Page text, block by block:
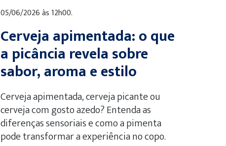
05/06/2026 às 12h00.
Cerveja apimentada: o que
a picância revela sobre
sabor, aroma e estilo
Cerveja apimentada, cerveja picante ou
cerveja com gosto azedo? Entenda as
diferenças sensoriais e como a pimenta
pode transformar a experiência no copo.